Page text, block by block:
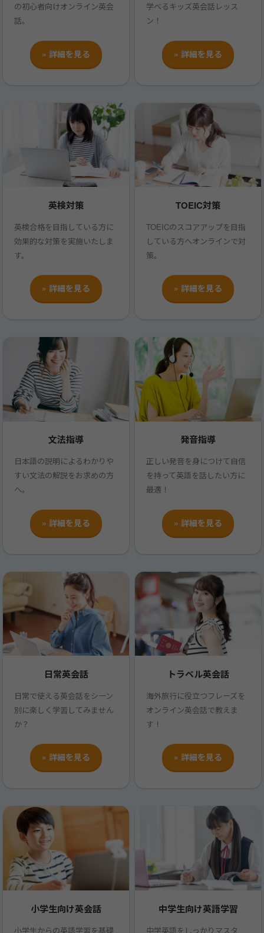
の初心者向けオンライン英会
話。
» 詳細を見る
学べるキッズ英会話レッス
ン！
» 詳細を見る
英検対策
英検合格を目指している方に
効果的な対策を実施いたしま
す。
» 詳細を見る
TOEIC対策
TOEICのスコアアップを目指
している方へオンラインで対
策。
» 詳細を見る
文法指導
日本語の説明によるわかりや
すい文法の解説をお求めの方
へ。
» 詳細を見る
発音指導
正しい発音を身につけて自信
を持って英語を話したい方に
最適！
» 詳細を見る
日常英会話
日常で使える英会話をシーン
別に楽しく学習してみません
か？
» 詳細を見る
トラベル英会話
海外旅行に役立つフレーズを
オンライン英会話で教えま
す！
» 詳細を見る
小学生向け英会話
小学生からの英語学習を基礎
中学生向け英語学習
中学英語をしっかりマスタ